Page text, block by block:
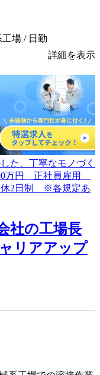
場 / 日勤
詳細を表示
社の工場長
リアアップ